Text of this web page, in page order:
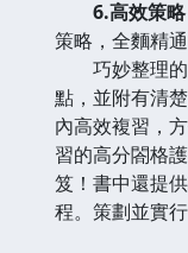
6.高效策略
策略，全麵精通
巧妙整理的
點，並附有清
內高效複習，
習的高分閤格
笈！書中還提
程。策劃並實